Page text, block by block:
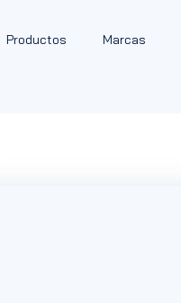
Productos Marcas